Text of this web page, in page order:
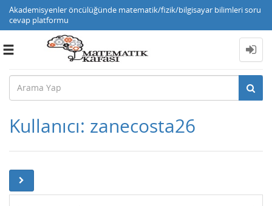
Akademisyenler öncülüğünde matematik/fizik/bilgisayar bilimleri soru
cevap platformu
Toggle
Kullanıcı: zanecosta26